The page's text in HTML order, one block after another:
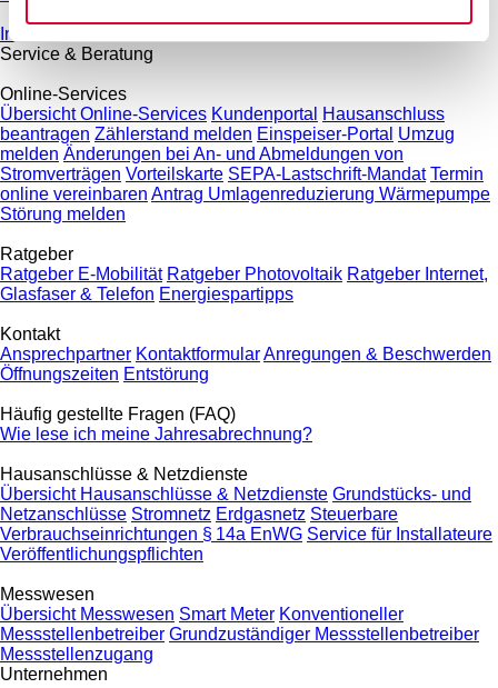
Internet und Telefon
Service & Beratung
Online-Services
Übersicht Online-Services Kundenportal
Hausanschluss
beantragen Zählerstand melden Einspeiser-Portal Umzug
melden Änderungen bei An- und Abmeldungen von
Stromverträgen Vorteilskarte SEPA-Lastschrift-Mandat Termin
online vereinbaren Antrag Umlagenreduzierung Wärmepumpe
Störung melden
Ratgeber
Ratgeber E-Mobilität Ratgeber Photovoltaik Ratgeber Internet,
Glasfaser & Telefon Energiespartipps
Kontakt
Ansprechpartner KontaktformularAnregungen & Beschwerden
Öffnungszeiten Entstörung
Häufig gestellte Fragen (FAQ)
Wie lese ich meine Jahresabrechnung?
Hausanschlüsse & Netzdienste
Übersicht Hausanschlüsse & Netzdienste Grundstücks- und
Netzanschlüsse Stromnetz Erdgasnetz Steuerbare
Verbrauchseinrichtungen § 14a EnWG Service für Installateure
Veröffentlichungspflichten
Messwesen
Übersicht Messwesen Smart Meter Konventioneller
Messstellenbetreiber Grundzuständiger Messstellenbetreiber
Messstellenzugang
Unternehmen